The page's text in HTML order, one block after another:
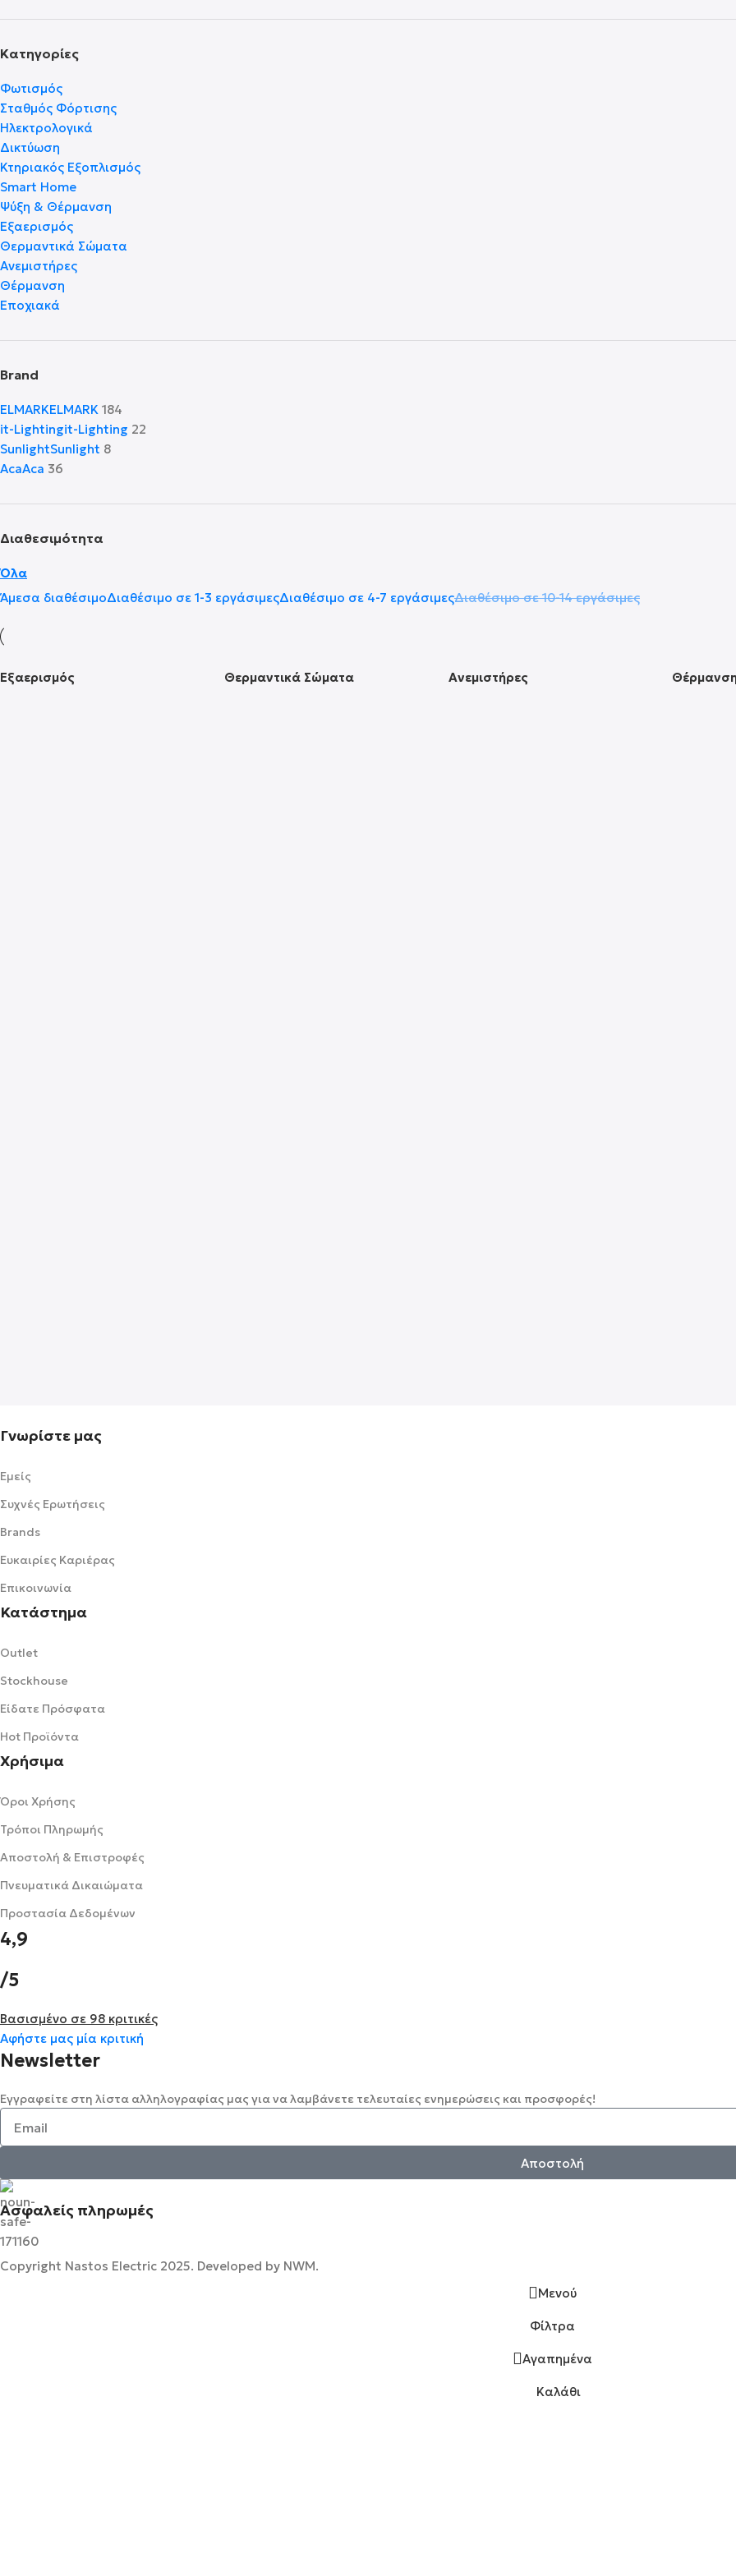
Κατηγορίες
Φωτισμός
Σταθμός Φόρτισης
Ηλεκτρολογικά
Δικτύωση
Κτηριακός Εξοπλισμός
Smart Home
Ψύξη & Θέρμανση
Εξαερισμός
Θερμαντικά Σώματα
Ανεμιστήρες
Θέρμανση
Εποχιακά
Brand
ELMARKELMARK 184
it-Lightingit-Lighting 22
SunlightSunlight 8
AcaAca 36
Διαθεσιμότητα
Όλα
Άμεσα διαθέσιμοΔιαθέσιμο σε 1-3 εργάσιμεςΔιαθέσιμο σε 4-7 εργάσιμεςΔιαθέσιμο σε 10-14 εργάσιμες
Εξαερισμός Θερμαντικά Σώματα Ανεμιστήρες
Γνωρίστε μας
Εμείς
Συχνές Ερωτήσεις
Brands
Ευκαιρίες Καριέρας
Επικοινωνία
Κατάστημα
Outlet
Stockhouse
Είδατε Πρόσφατα
Hot Προϊόντα
Χρήσιμα
Όροι Χρήσης
Τρόποι Πληρωμής
Αποστολή & Επιστροφές
Πνευματικά Δικαιώματα
Προστασία Δεδομένων
4,9
/5
Βασισμένο σε 98 κριτικές
Αφήστε μας μία κριτική
Newsletter
Εγγραφείτε στη λίστα αλληλογραφίας μας για να λαμβάνετε τελευταίες ενημερώσεις και προσφορές!
Αποστολή
Ασφαλείς πληρωμές
Copyright Nastos Electric 2025. Developed by NWM.
Μενού
Φίλτρα
Αγαπημένα
Καλάθι